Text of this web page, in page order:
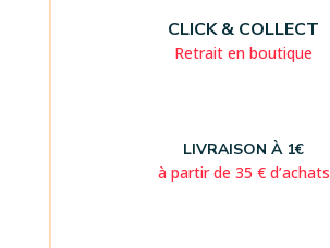
CLICK & COLLECT
Retrait en boutique
LIVRAISON À 1€
à partir de 35 € d’achats